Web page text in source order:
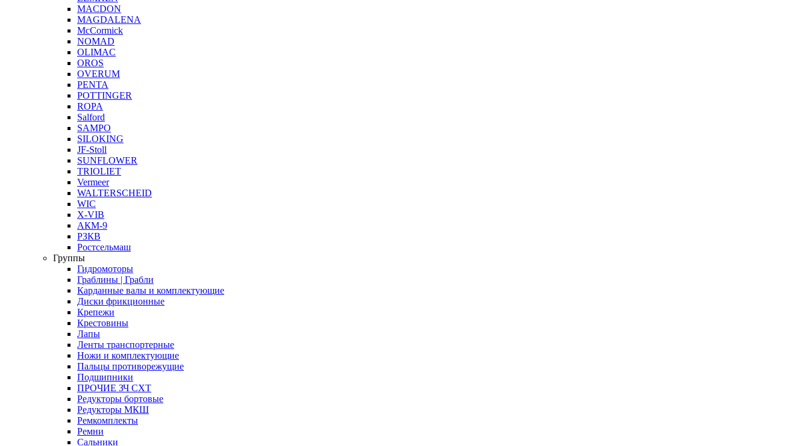
MACDON
MAGDALENA
McCormick
NOMAD
OLIMAC
OROS
OVERUM
PENTA
POTTINGER
ROPA
Salford
SAMPO
SILOKING
JF-Stoll
SUNFLOWER
TRIOLIET
Vermeer
WALTERSCHEID
WIC
X-VIB
АКМ-9
РЗКВ
Ростсельмаш
Группы
Гидромоторы
Граблины | Грабли
Карданные валы и комплектующие
Диски фрикционные
Крепежи
Крестовины
Лапы
Ленты транспортерные
Ножи и комплектующие
Пальцы противорежущие
Подшипники
ПРОЧИЕ ЗЧ СХТ
Редукторы бортовые
Редукторы МКШ
Ремкомплекты
Ремни
Сальники